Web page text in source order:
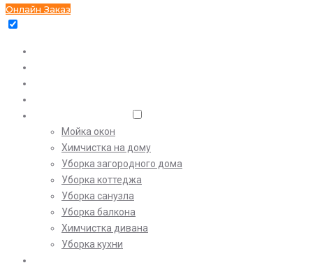
Онлайн Заказ
Мойка окон
Химчистка на дому
Уборка загородного дома
Уборка коттеджа
Уборка санузла
Уборка балкона
Химчистка дивана
Уборка кухни